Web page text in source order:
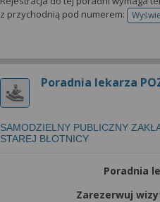
z przychodnią pod numerem:
Poradnia lekarza
SAMODZIELNY PUBLICZNY
STAREJ BŁOTNICY
Poradnia
Zarezerwuj